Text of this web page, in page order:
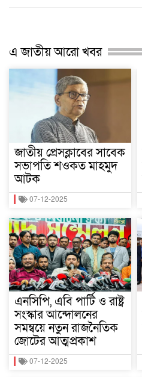
এ জাতীয় আরো খবর
জাতীয় প্রেসক্লাবের সাবেক
সভাপতি শওকত মাহমুদ
আটক
07-12-2025
এনসিপি, এবি পার্টি ও রাষ্ট্র
সংস্কার আন্দোলনের
সমন্বয়ে নতুন রাজনৈতিক
জোটের আত্মপ্রকাশ
07-12-2025